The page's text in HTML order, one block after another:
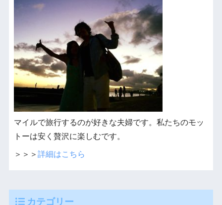
マイルで旅行するのが好きな夫婦です。私たちのモッ
トーは安く贅沢に楽しむです。
＞＞＞ 詳細はこちら
カテゴリー